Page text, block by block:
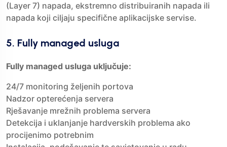
(Layer 7) napada, ekstremno distribuiranih napada ili
napada koji ciljaju specifične aplikacijske servise.
5. Fully managed usluga
Fully managed usluga uključuje:
24/7 monitoring željenih portova
Nadzor opterećenja servera
Rješavanje mrežnih problema servera
Detekcija i uklanjanje hardverskih problema ako
procijenimo potrebnim